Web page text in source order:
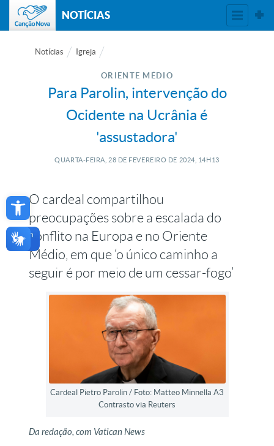
Open toolbar
NOTÍCIAS
Notícias Igreja
ORIENTE MÉDIO
Para Parolin, intervenção do
Ocidente na Ucrânia é
'assustadora'
QUARTA-FEIRA, 28 DE FEVEREIRO DE 2024, 14H13
O cardeal compartilhou
preocupações sobre a escalada do
conflito na Europa e no Oriente
Médio, em que ‘o único caminho a
seguir é por meio de um cessar-fogo’
Cardeal Pietro Parolin / Foto: Matteo Minnella A3
Contrasto via Reuters
Da redação, com Vatican News